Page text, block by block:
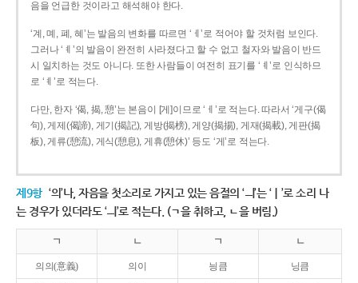
음을 언급한 것이라고 해석해야 한다.
‘계, 몌, 폐, 혜’는 발음의 변화를 따르면 ‘ㅔ’로 적어야 할 것처럼 보인다.
그러나 ‘ㅖ’의 발음이 완전히 사라졌다고 할 수 없고 철자와 발음이 반드
시 일치하는 것도 아니다. 또한 사람들이 여전히 표기를 ‘ㅖ’로 인식하므
로 ‘ㅖ’로 적는다.
다만, 한자 ‘偈, 揭, 憩’는 본음이 [게]이므로 ‘ㅔ’로 적는다. 따라서 ‘게구(偈
句), 게제(偈諦), 게기(揭記), 게방(揭榜), 게양(揭揚), 게재(揭載), 게판(揭
板), 게류(憩流), 게식(憩息), 게휴(憩休)’ 등도 ‘게’로 적는다.
제9항 ‘의’나, 자음을 첫소리로 가지고 있는 음절의 ‘ㅢ’는 ‘ㅣ’로 소리 나
는 경우가 있더라도 ‘ㅢ’로 적는다. (ㄱ을 취하고, ㄴ을 버림.)
ㄱ ㄴ ㄱ ㄴ
의의(意義) 의이 닁큼 닝큼